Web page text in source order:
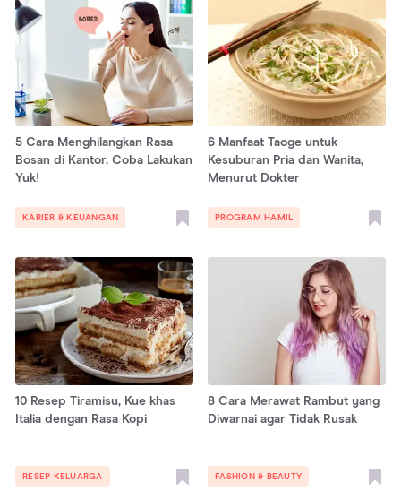
5 Cara Menghilangkan Rasa
Bosan di Kantor, Coba Lakukan
Yuk!
KARIER & KEUANGAN
6 Manfaat Taoge untuk
Kesuburan Pria dan Wanita,
Menurut Dokter
PROGRAM HAMIL
10 Resep Tiramisu, Kue khas
Italia dengan Rasa Kopi
RESEP KELUARGA
8 Cara Merawat Rambut yang
Diwarnai agar Tidak Rusak
FASHION & BEAUTY